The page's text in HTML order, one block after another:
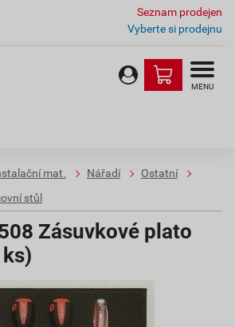
Seznam prodejen
Vyberte si prodejnu
MENU
mat. Nářadí
Ostatní
stůl
Zásuvkové plato